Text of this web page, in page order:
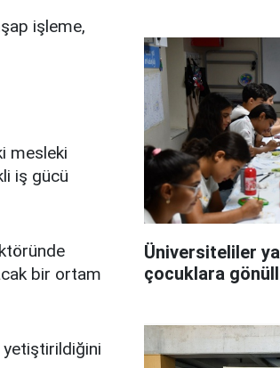
işleme,
mesleki
iş gücü
bir ortam
yetiştirildiğini
Üniversiteliler
çocuklara